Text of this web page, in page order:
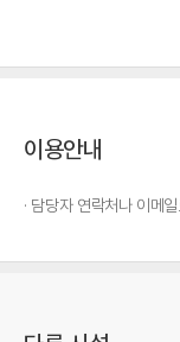
이용안내
담당자 연락처나 이메